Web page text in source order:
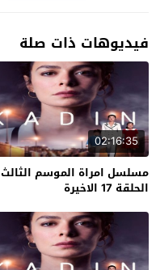
فيديوهات ذات صلة
02:16:35
مسلسل امراة الموسم الثالث
الحلقة 17 الاخيرة